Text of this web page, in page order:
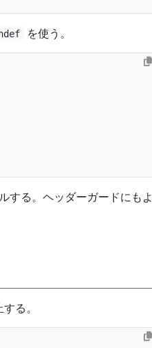
を使う。
する。ヘッダーガードにもよ
る。